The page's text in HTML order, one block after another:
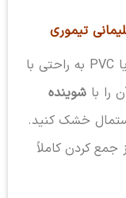
تیموری
این تشک ها به دلیل جنس پلاستیکی یا PVC به راحتی با
با شوینده
خشک کنید.
جمع کردن کاملاً